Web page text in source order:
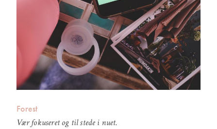
Forest
Vær fokuseret og til stede i nuet.